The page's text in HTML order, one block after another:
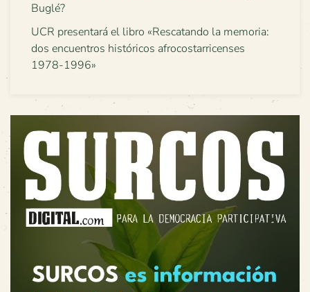
Buglé?
UCR presentará el libro «Rescatando la memoria:
dos encuentros históricos afrocostarricenses
1978-1996»